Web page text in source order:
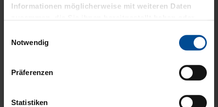
Informationen möglicherweise mit weiteren Daten
gesammelt haben.
Notwendig
Präferenzen
Statistiken